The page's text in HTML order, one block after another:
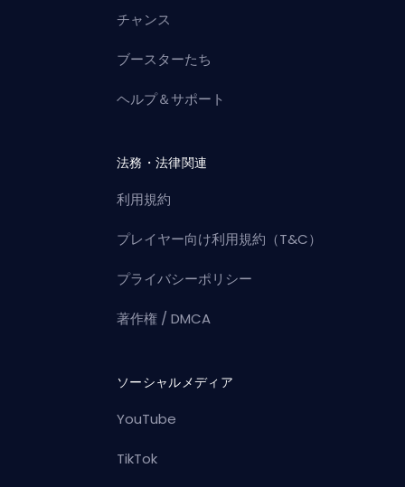
チャンス
ブースターたち
ヘルプ＆サポート
法務・法律関連
利用規約
プレイヤー向け利用規約（T&C）
プライバシーポリシー
著作権 / DMCA
ソーシャルメディア
YouTube
TikTok